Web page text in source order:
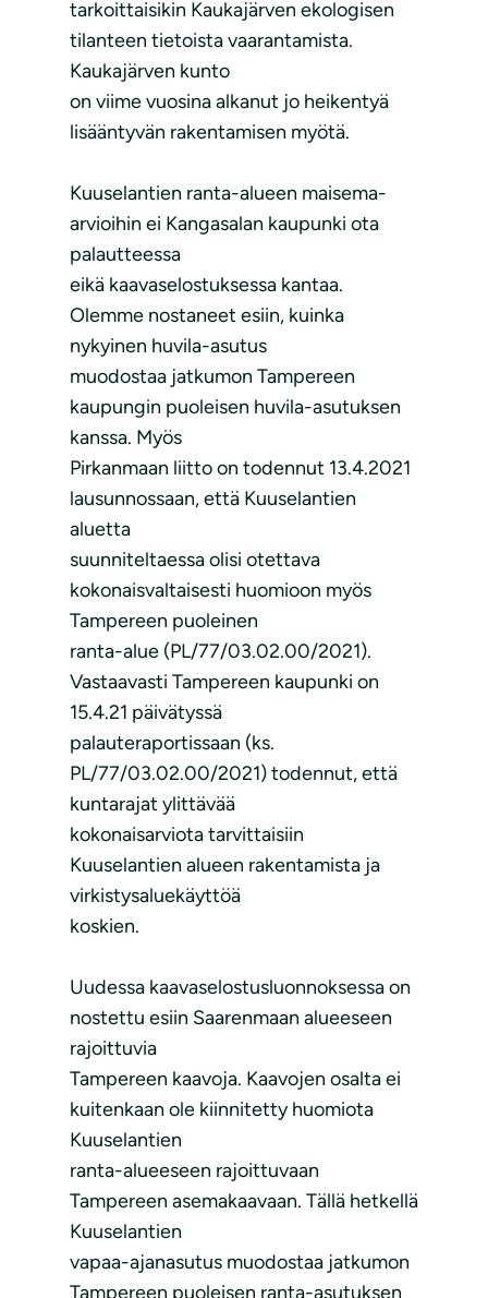
tarkoittaisikin Kaukajärven ekologisen
tilanteen tietoista vaarantamista.
Kaukajärven kunto
on viime vuosina alkanut jo heikentyä
lisääntyvän rakentamisen myötä.
Kuuselantien ranta-alueen maisema-
arvioihin ei Kangasalan kaupunki ota
palautteessa
eikä kaavaselostuksessa kantaa.
Olemme nostaneet esiin, kuinka
nykyinen huvila-asutus
muodostaa jatkumon Tampereen
kaupungin puoleisen huvila-asutuksen
kanssa. Myös
Pirkanmaan liitto on todennut 13.4.2021
lausunnossaan, että Kuuselantien
aluetta
suunniteltaessa olisi otettava
kokonaisvaltaisesti huomioon myös
Tampereen puoleinen
ranta-alue (PL/77/03.02.00/2021).
Vastaavasti Tampereen kaupunki on
15.4.21 päivätyssä
palauteraportissaan (ks.
PL/77/03.02.00/2021) todennut, että
kuntarajat ylittävää
kokonaisarviota tarvittaisiin
Kuuselantien alueen rakentamista ja
virkistysaluekäyttöä
koskien.
Uudessa kaavaselostusluonnoksessa on
nostettu esiin Saarenmaan alueeseen
rajoittuvia
Tampereen kaavoja. Kaavojen osalta ei
kuitenkaan ole kiinnitetty huomiota
Kuuselantien
ranta-alueeseen rajoittuvaan
Tampereen asemakaavaan. Tällä hetkellä
Kuuselantien
vapaa-ajanasutus muodostaa jatkumon
Tampereen puoleisen ranta-asutuksen